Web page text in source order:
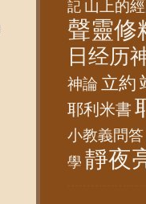
記 山上的
聲靈修
日经历
神論 立約
耶利米書
小教義問答
學 靜夜